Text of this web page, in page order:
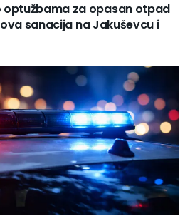
optužbama za opasan otpad
sanacija na Jakuševcu i